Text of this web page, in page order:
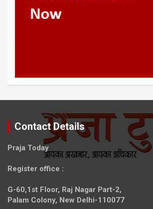
Contact Details
Praja Today
Register office :
G-60,1st Floor, Raj Nagar Part-2,
Palam Colony, New Delhi-110077